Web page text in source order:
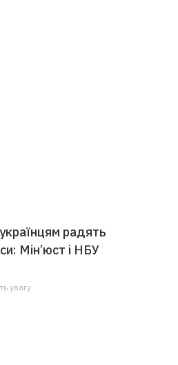
радять
Мін’юст і НБУ
увагу